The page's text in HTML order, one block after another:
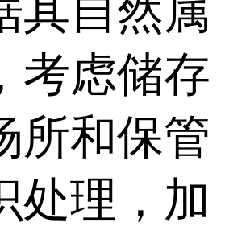
其自然属
考虑储存
所和保管
处理，加